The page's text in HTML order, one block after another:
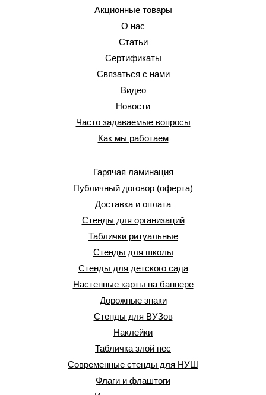
Акционные товары
О нас
Статьи
Сертификаты
Связаться с нами
Видео
Новости
Часто задаваемые вопросы
Как мы работаем
Гарячая ламинация
Публичный договор (оферта)
Доставка и оплата
Стенды для организаций
Таблички ритуальные
Стенды для школы
Стенды для детского сада
Настенные карты на баннере
Дорожные знаки
Стенды для ВУЗов
Наклейки
Табличка злой пес
Современные стенды для НУШ
Флаги и флаштоги